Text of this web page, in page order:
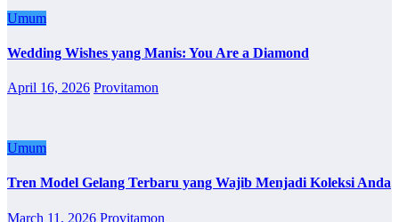
Umum
Wedding Wishes yang Manis: You Are a Diamond
April 16, 2026 Provitamon
Umum
Tren Model Gelang Terbaru yang Wajib Menjadi Koleksi Anda
March 11, 2026 Provitamon